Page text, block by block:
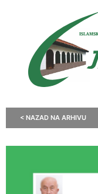
< NAZAD NA ARHIVU